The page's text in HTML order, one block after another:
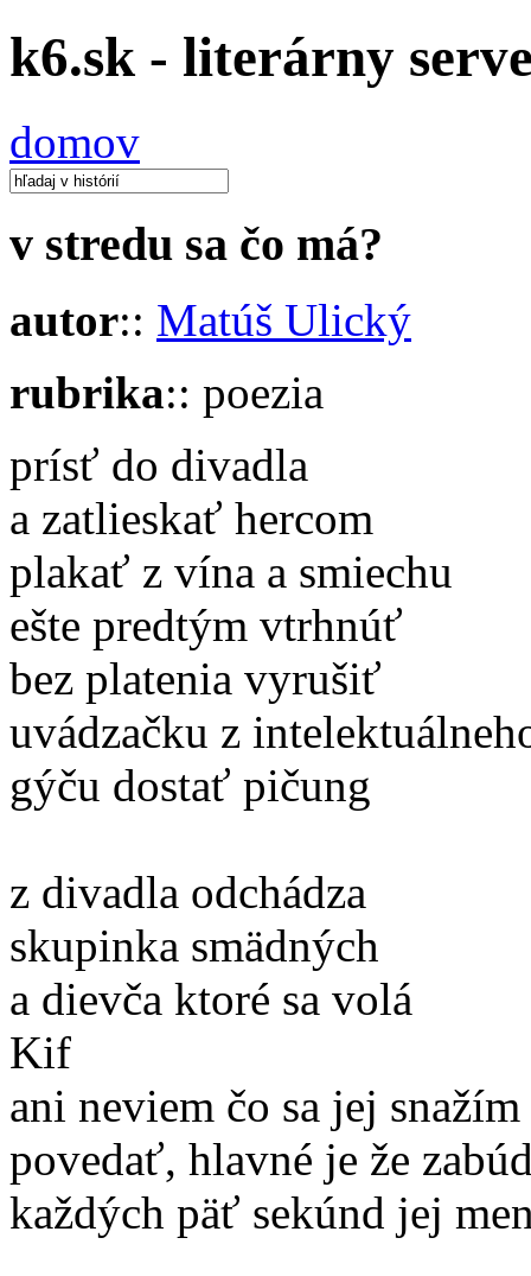
k6.sk - literárny
domov
v stredu sa čo má?
autor:: Matúš Ulický
rubrika:: poezia
prísť do divadla
a zatlieskať hercom
plakať z vína a smiechu
ešte predtým vtrhnúť
bez platenia vyrušiť
uvádzačku z
gýču dostať pičung
z divadla odchádza
skupinka smädných
a dievča ktoré sa volá
Kif
ani neviem čo sa jej snažím
povedať, hlavné je že
každých päť sekúnd jej